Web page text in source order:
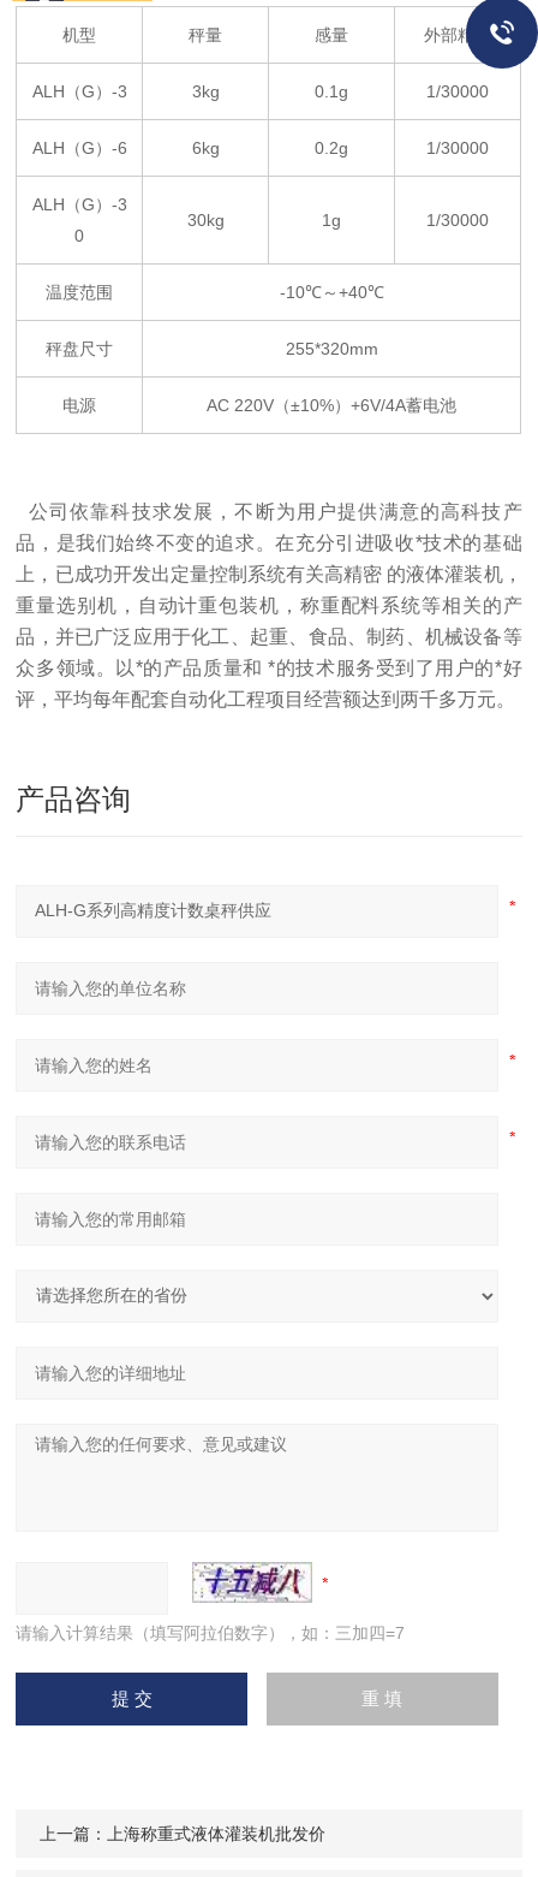
机型 秤量 感量 外部精度
ALH（G）-3 3kg 0.1g 1/30000
ALH（G）-6 6kg 0.2g 1/30000
ALH（G）-3
0
30kg 1g 1/30000
温度范围 -10℃～+40℃
秤盘尺寸 255*320mm
电源 AC 220V（±10%）+6V/4A蓄电池
公司依靠科技求发展，不断为用户提供满意的高科技产
品，是我们始终不变的追求。在充分引进吸收*技术的基础
上，已成功开发出定量控制系统有关高精密 的液体灌装机，
重量选别机，自动计重包装机，称重配料系统等相关的产
品，并已广泛应用于化工、起重、食品、制药、机械设备等
众多领域。以*的产品质量和 *的技术服务受到了用户的*好
评，平均每年配套自动化工程项目经营额达到两千多万元。
产品咨询
请输入计算结果（填写阿拉伯数字），如：三加四=7
上一篇： 上海称重式液体灌装机批发价